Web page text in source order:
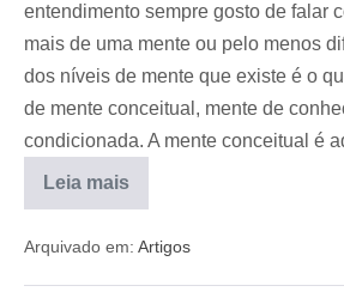
entendimento sempre gosto de falar
mais de uma mente ou pelo menos
dos níveis de mente que existe é o
de mente conceitual, mente de
condicionada. A mente conceitual é
Leia mais
Arquivado em: Artigos